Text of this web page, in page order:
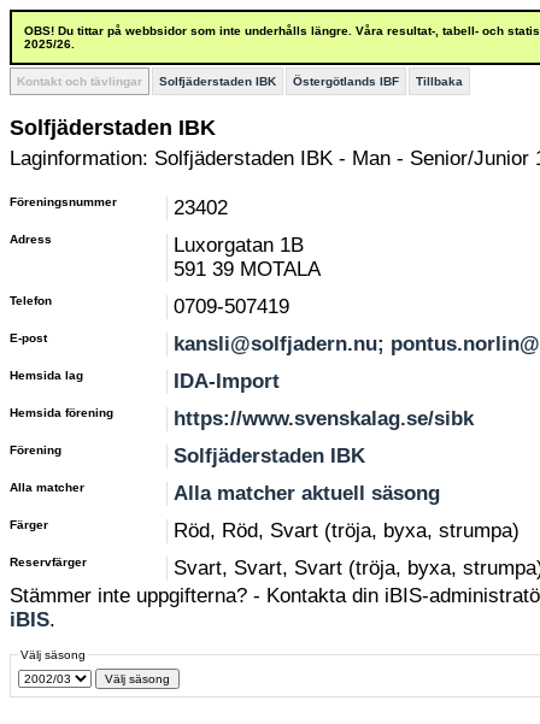
OBS! Du tittar på webbsidor som inte underhålls längre. Våra resultat-, tabell- och
2025/26.
Kontakt och tävlingar Solfjäderstaden IBK Östergötlands IBF Tillbaka
Solfjäderstaden IBK
Laginformation: Solfjäderstaden IBK - Man - Senior/Junior
Föreningsnummer 23402
Adress
Luxorgatan 1B
591 39 MOTALA
Telefon 0709-507419
E-post kansli@solfjadern.nu;
Hemsida lag IDA-Import
Hemsida förening https://www.svenskalag.se/sibk
Förening Solfjäderstaden IBK
Alla matcher Alla matcher aktuell säsong
Färger Röd, Röd, Svart (tröja, byxa, strumpa)
Reservfärger
Svart, Svart, Svart (tröja, byxa,
Stämmer inte uppgifterna? - Kontakta din iBIS-
iBIS.
Välj säsong